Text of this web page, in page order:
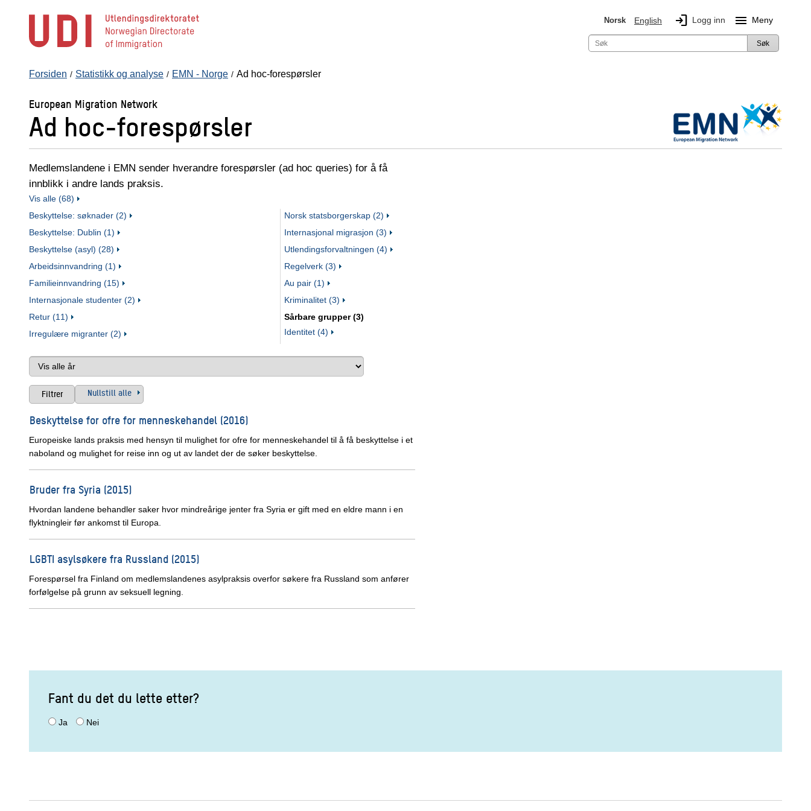
Norsk English login Logg inn menu Meny
Søk
Forsiden Statistikk og analyse EMN - Norge Ad hoc-forespørsler
European Migration Network
Ad hoc-forespørsler
Medlemslandene i EMN sender hverandre forespørsler (ad hoc queries) for å få
innblikk i andre lands praksis.
Vis alle (68)
Beskyttelse: søknader (2)
Beskyttelse: Dublin (1)
Beskyttelse (asyl) (28)
Arbeidsinnvandring (1)
Familieinnvandring (15)
Internasjonale studenter (2)
Retur (11)
Irregulære migranter (2)
Norsk statsborgerskap (2)
Internasjonal migrasjon (3)
Utlendingsforvaltningen (4)
Regelverk (3)
Au pair (1)
Kriminalitet (3)
Sårbare grupper (3)
Identitet (4)
Nullstill alle
Beskyttelse for ofre for menneskehandel (2016)
Europeiske lands praksis med hensyn til mulighet for ofre for menneskehandel til å få beskyttelse i et
naboland og mulighet for reise inn og ut av landet der de søker beskyttelse.
Bruder fra Syria (2015)
Hvordan landene behandler saker hvor mindreårige jenter fra Syria er gift med en eldre mann i en
flyktningleir før ankomst til Europa.
LGBTI asylsøkere fra Russland (2015)
Forespørsel fra Finland om medlemslandenes asylpraksis overfor søkere fra Russland som anfører
forfølgelse på grunn av seksuell legning.
Fant du det du lette etter?
Ja Nei